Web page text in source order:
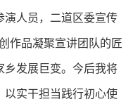
演人员，二道区委宣传
作品凝聚宣讲团队的匠
乡发展巨变。今后我将
以实干担当践行初心使